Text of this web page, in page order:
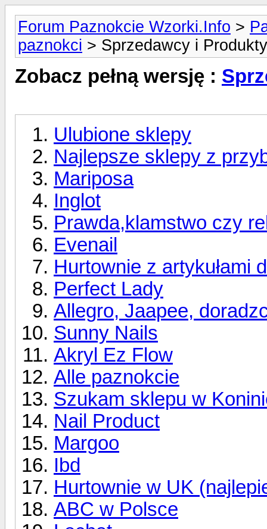
Forum Paznokcie Wzorki.Info >
paznokci > Sprzedawcy i Produkty
Zobacz pełną wersję :
Ulubione sklepy
Najlepsze sklepy z
Mariposa
Inglot
Prawda,klamstwo czy
Evenail
Hurtownie z artykułami
Perfect Lady
Allegro, Jaapee,
Sunny Nails
Akryl Ez Flow
Alle paznokcie
Szukam sklepu w
Nail Product
Margoo
Ibd
Hurtownie w UK
ABC w Polsce